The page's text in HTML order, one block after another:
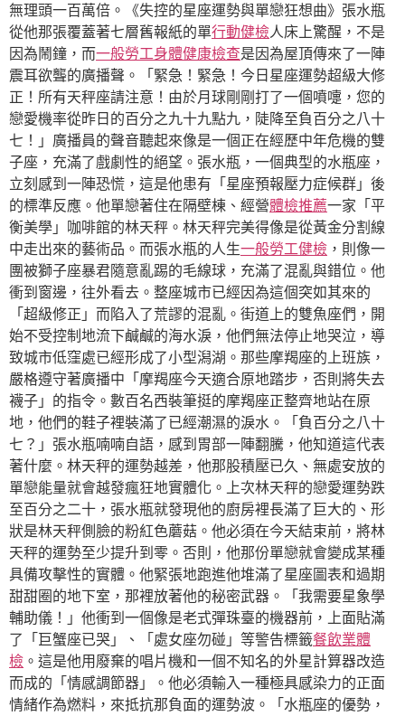
無理頭一百萬倍。《失控的星座運勢與單戀狂想曲》張水瓶
從他那張覆蓋著七層舊報紙的單行動健檢人床上驚醒，不是
因為鬧鐘，而一般勞工身體健康檢查是因為屋頂傳來了一陣
震耳欲聾的廣播聲。「緊急！緊急！今日星座運勢超級大修
正！所有天秤座請注意！由於月球剛剛打了一個噴嚏，您的
戀愛機率從昨日的百分之九十九點九，陡降至負百分之八十
七！」廣播員的聲音聽起來像是一個正在經歷中年危機的雙
子座，充滿了戲劇性的絕望。張水瓶，一個典型的水瓶座，
立刻感到一陣恐慌，這是他患有「星座預報壓力症候群」後
的標準反應。他單戀著住在隔壁棟、經營體檢推薦一家「平
衡美學」咖啡館的林天秤。林天秤完美得像是從黃金分割線
中走出來的藝術品。而張水瓶的人生一般勞工健檢 ，則像一
團被獅子座暴君隨意亂踢的毛線球，充滿了混亂與錯位。他
衝到窗邊，往外看去。整座城市已經因為這個突如其來的
「超級修正」而陷入了荒謬的混亂。街道上的雙魚座們，開
始不受控制地流下鹹鹹的海水淚，他們無法停止地哭泣，導
致城市低窪處已經形成了小型潟湖。那些摩羯座的上班族，
嚴格遵守著廣播中「摩羯座今天適合原地踏步，否則將失去
襪子」的指令。數百名西裝筆挺的摩羯座正整齊地站在原
地，他們的鞋子裡裝滿了已經潮濕的淚水。「負百分之八十
七？」張水瓶喃喃自語，感到胃部一陣翻騰，他知道這代表
著什麼。林天秤的運勢越差，他那股積壓已久、無處安放的
單戀能量就會越發瘋狂地實體化。上次林天秤的戀愛運勢跌
至百分之二十，張水瓶就發現他的廚房裡長滿了巨大的、形
狀是林天秤側臉的粉紅色蘑菇。他必須在今天結束前，將林
天秤的運勢至少提升到零。否則，他那份單戀就會變成某種
具備攻擊性的實體。他緊張地跑進他堆滿了星座圖表和過期
甜甜圈的地下室，那裡放著他的秘密武器。「我需要星象學
輔助儀！」他衝到一個像是老式彈珠臺的機器前，上面貼滿
了「巨蟹座已哭」、「處女座勿碰」等警告標籤餐飲業體
檢 。這是他用廢棄的唱片機和一個不知名的外星計算器改造
而成的「情感調節器」。他必須輸入一種極具感染力的正面
情緒作為燃料，來抵抗那負面的運勢波。「水瓶座的優勢，